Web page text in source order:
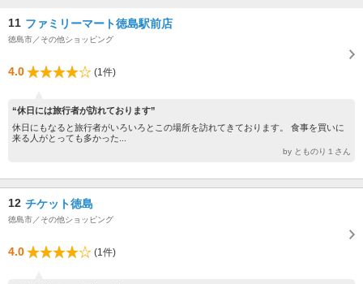
11 ファミリーマート徳島駅前店
徳島市／その他ショッピング
4.0 (1件)
“休日には旅行者が訪れております”
休日にもなると旅行者がいろいろとこの場所を訪れてきております。 食事を買いに
来る人がとっても多かった...
by とものり１さん
12 チケット徳島
徳島市／その他ショッピング
4.0 (1件)